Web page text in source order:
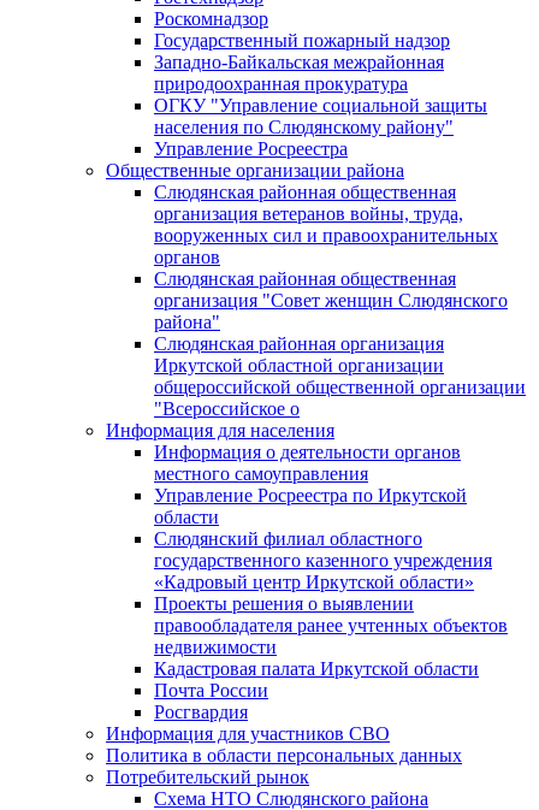
Роскомнадзор
Государственный пожарный надзор
Западно-Байкальская межрайонная
природоохранная прокуратура
ОГКУ "Управление социальной защиты
населения по Слюдянскому району"
Управление Росреестра
Общественные организации района
Слюдянская районная общественная
организация ветеранов войны, труда,
вооруженных сил и правоохранительных
органов
Слюдянская районная общественная
организация "Совет женщин Слюдянского
района"
Слюдянская районная организация
Иркутской областной организации
общероссийской общественной организации
"Всероссийское о
Информация для населения
Информация о деятельности органов
местного самоуправления
Управление Росреестра по Иркутской
области
Слюдянский филиал областного
государственного казенного учреждения
«Кадровый центр Иркутской области»
Проекты решения о выявлении
правообладателя ранее учтенных объектов
недвижимости
Кадастровая палата Иркутской области
Почта России
Росгвардия
Информация для участников СВО
Политика в области персональных данных
Потребительский рынок
Схема НТО Слюдянского района